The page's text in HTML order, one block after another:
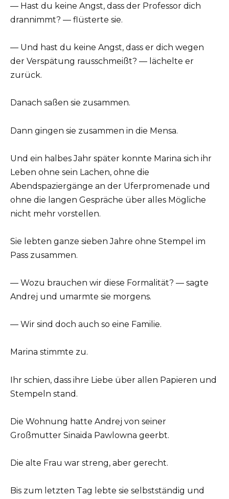
— Hast du keine Angst, dass der Professor dich
drannimmt? — flüsterte sie.
— Und hast du keine Angst, dass er dich wegen
der Verspätung rausschmeißt? — lächelte er
zurück.
Danach saßen sie zusammen.
Dann gingen sie zusammen in die Mensa.
Und ein halbes Jahr später konnte Marina sich ihr
Leben ohne sein Lachen, ohne die
Abendspaziergänge an der Uferpromenade und
ohne die langen Gespräche über alles Mögliche
nicht mehr vorstellen.
Sie lebten ganze sieben Jahre ohne Stempel im
Pass zusammen.
— Wozu brauchen wir diese Formalität? — sagte
Andrej und umarmte sie morgens.
— Wir sind doch auch so eine Familie.
Marina stimmte zu.
Ihr schien, dass ihre Liebe über allen Papieren und
Stempeln stand.
Die Wohnung hatte Andrej von seiner
Großmutter Sinaida Pawlowna geerbt.
Die alte Frau war streng, aber gerecht.
Bis zum letzten Tag lebte sie selbstständig und